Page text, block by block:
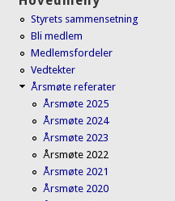
Styrets sammensetning
Bli medlem
Medlemsfordeler
Vedtekter
Årsmøte referater
Årsmøte 2025
Årsmøte 2024
Årsmøte 2023
Årsmøte 2022
Årsmøte 2021
Årsmøte 2020